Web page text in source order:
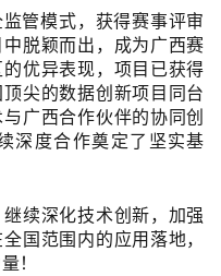
管模式，获得赛事评审
脱颖而出，成为广西赛
优异表现，项目已获得
尖的数据创新项目同台
广西合作伙伴的协同创
深度合作奠定了坚实基
续深化技术创新，加强
国范围内的应用落地，
！